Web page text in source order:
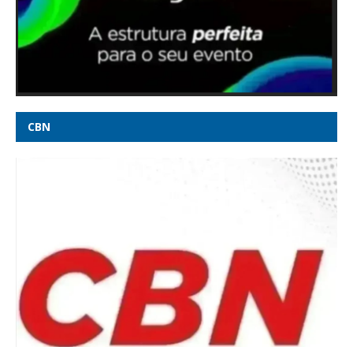
Anac sabia de falha em avião da Voepass 11 meses antes da
queda, diz PF - CNN Brasil
Flávio Bolsonaro critica STF e diz que indicará ministros que
Flávio sobre veto de Moraes a visita a Bolsonaro: "Isso tem
CBN